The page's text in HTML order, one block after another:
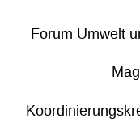
Forum Umwelt